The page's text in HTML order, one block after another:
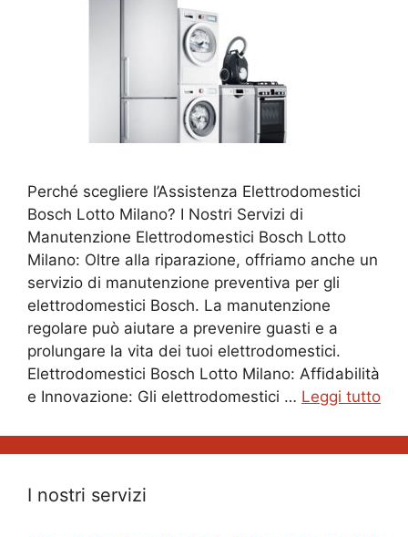
Perché scegliere l’Assistenza Elettrodomestici
Bosch Lotto Milano? I Nostri Servizi di
Manutenzione Elettrodomestici Bosch Lotto
Milano: Oltre alla riparazione, offriamo anche un
servizio di manutenzione preventiva per gli
elettrodomestici Bosch. La manutenzione
regolare può aiutare a prevenire guasti e a
prolungare la vita dei tuoi elettrodomestici.
Elettrodomestici Bosch Lotto Milano: Affidabilità
e Innovazione: Gli elettrodomestici … Leggi tutto
I nostri servizi